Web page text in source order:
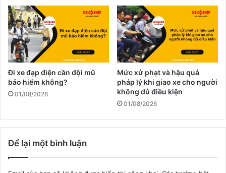
Đi xe đạp điện cần đội mũ
bảo hiểm không?
01/08/2026
Mức xử phạt và hậu quả
pháp lý khi giao xe cho người
không đủ điều kiện
01/08/2026
Để lại một bình luận